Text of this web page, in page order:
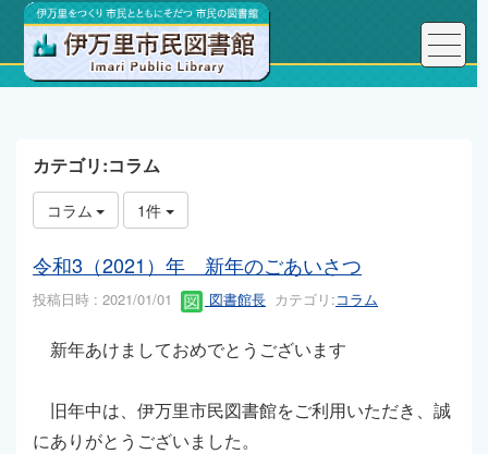
トップページ こんにちは、図書館長です！
カテゴリ:コラム
コラム 1件
令和3（2021）年 新年のごあいさつ
投稿日時 : 2021/01/01 図書館長 カテゴリ:コラム
新年あけましておめでとうございます
旧年中は、伊万里市民図書館をご利用いただき、誠
にありがとうございました。